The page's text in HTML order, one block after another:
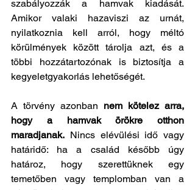
szabályozzák a hamvak kiadását.
Amikor valaki hazaviszi az urnát,
nyilatkoznia kell arról, hogy méltó
körülmények között tárolja azt, és a
többi hozzátartozónak is biztosítja a
kegyeletgyakorlás lehetőségét.
A törvény azonban nem kötelez arra,
hogy a hamvak örökre otthon
maradjanak. Nincs elévülési idő vagy
határidő: ha a család később úgy
határoz, hogy szerettüknek egy
temetőben vagy templomban van a